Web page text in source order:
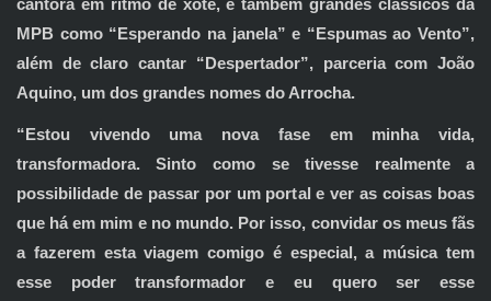
cantora em ritmo de xote, e também grandes clássicos da
MPB como “Esperando na janela” e “Espumas ao Vento”,
além de claro cantar “Despertador”, parceria com João
Aquino, um dos grandes nomes do Arrocha.
“Estou vivendo uma nova fase em minha vida,
transformadora. Sinto como se tivesse realmente a
possibilidade de passar por um portal e ver as coisas boas
que há em mim e no mundo. Por isso, convidar os meus fãs
a fazerem esta viagem comigo é especial, a música tem
esse poder transformador e eu quero ser esse